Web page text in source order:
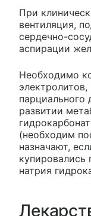
При
вентиляция,
сердечно-
аспирации
Необходимо
парциального
развитии
(необходим
назначают,
натрия